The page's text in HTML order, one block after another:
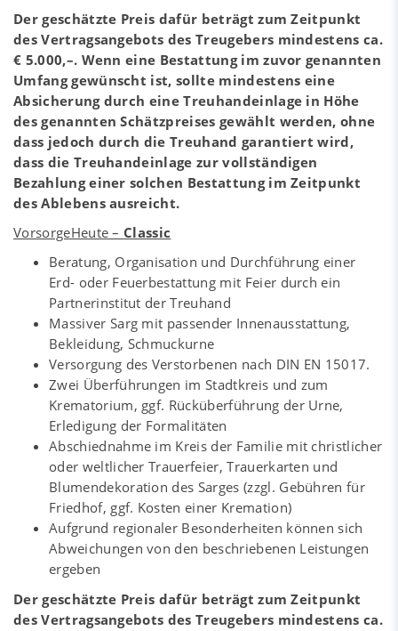
Der geschätzte Preis dafür beträgt zum Zeitpunkt
des Vertragsangebots des Treugebers mindestens ca.
€ 5.000,–. Wenn eine Bestattung im zuvor genannten
Umfang gewünscht ist, sollte mindestens eine
Absicherung durch eine Treuhandeinlage in Höhe
des genannten Schätzpreises gewählt werden, ohne
dass jedoch durch die Treuhand garantiert wird,
dass die Treuhandeinlage zur vollständigen
Bezahlung einer solchen Bestattung im Zeitpunkt
des Ablebens ausreicht.
VorsorgeHeute – Classic
Beratung, Organisation und Durchführung einer
Erd- oder Feuerbestattung mit Feier durch ein
Partnerinstitut der Treuhand
Massiver Sarg mit passender Innenausstattung,
Bekleidung, Schmuckurne
Versorgung des Verstorbenen nach DIN EN 15017.
Zwei Überführungen im Stadtkreis und zum
Krematorium, ggf. Rücküberführung der Urne,
Erledigung der Formalitäten
Abschiednahme im Kreis der Familie mit christlicher
oder weltlicher Trauerfeier, Trauerkarten und
Blumendekoration des Sarges (zzgl. Gebühren für
Friedhof, ggf. Kosten einer Kremation)
Aufgrund regionaler Besonderheiten können sich
Abweichungen von den beschriebenen Leistungen
ergeben
Der geschätzte Preis dafür beträgt zum Zeitpunkt
des Vertragsangebots des Treugebers mindestens ca.